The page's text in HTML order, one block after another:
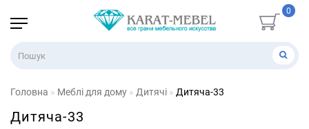
0
Головна Меблі для дому Дитячі Дитяча-33
Дитяча-33